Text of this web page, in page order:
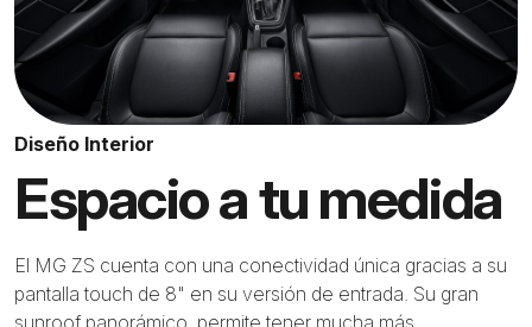
Diseño Interior
Espacio a tu medida
El MG ZS cuenta con una conectividad única gracias a su
pantalla touch de 8" en su versión de entrada. Su gran